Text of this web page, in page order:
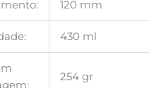
120 mm
430 ml
254 gr